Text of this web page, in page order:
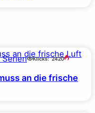
Serien Klicks: 2420
an die frische